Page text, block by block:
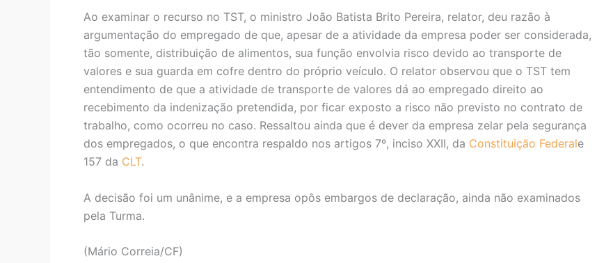
Ao examinar o recurso no TST, o ministro João Batista Brito Pereira, relator, deu razão à
argumentação do empregado de que, apesar de a atividade da empresa poder ser considerada,
tão somente, distribuição de alimentos, sua função envolvia risco devido ao transporte de
valores e sua guarda em cofre dentro do próprio veículo. O relator observou que o TST tem
entendimento de que a atividade de transporte de valores dá ao empregado direito ao
recebimento da indenização pretendida, por ficar exposto a risco não previsto no contrato de
trabalho, como ocorreu no caso. Ressaltou ainda que é dever da empresa zelar pela segurança
dos empregados, o que encontra respaldo nos artigos 7º, inciso XXII, da Constituição Federale
157 da CLT.
A decisão foi um unânime, e a empresa opôs embargos de declaração, ainda não examinados
pela Turma.
(Mário Correia/CF)